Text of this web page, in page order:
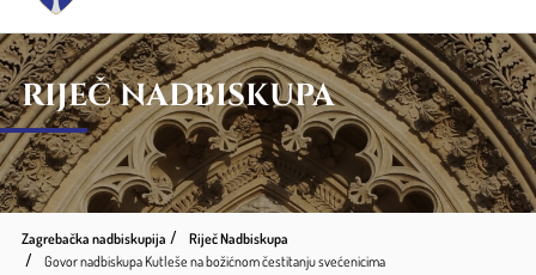
RIJEČ NADBISKUPA
Zagrebačka nadbiskupija
Riječ Nadbiskupa
Govor nadbiskupa Kutleše na božićnom čestitanju svećenicima